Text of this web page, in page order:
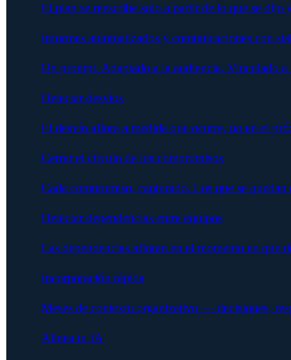
El plan se reescribe solo a partir de lo que se dijo
Informes automatizados y comunicaciones con
Un prompt. Adaptado a la audiencia. Vinculado a
Detectar desvíos
El desvío aflora a medida que ocurre, no en el
Cerrar el círculo de los compromisos
Cada compromiso, capturado. Los que se
Detectar dependencias entre equipos
Las dependencias afloran en el momento en que
Incorporación rápida
Meses de contexto organizativo — decisiones,
Alinea tu IA